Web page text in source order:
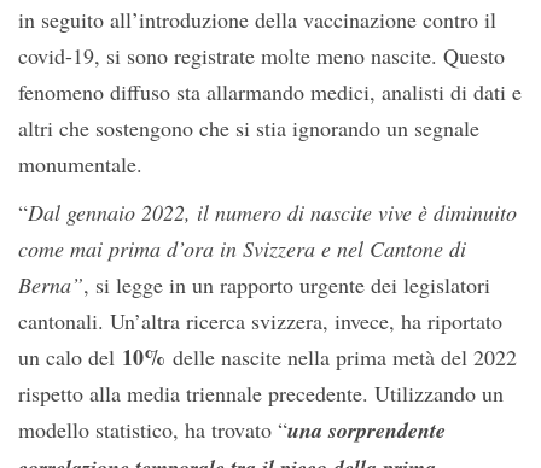
in seguito all’introduzione della vaccinazione contro il
covid-19, si sono registrate molte meno nascite. Questo
fenomeno diffuso sta allarmando medici, analisti di dati e
altri che sostengono che si stia ignorando un segnale
monumentale.
“Dal gennaio 2022, il numero di nascite vive è diminuito
come mai prima d’ora in Svizzera e nel Cantone di
Berna”, si legge in un rapporto urgente dei legislatori
cantonali. Un’altra ricerca svizzera, invece, ha riportato
un calo del 10% delle nascite nella prima metà del 2022
rispetto alla media triennale precedente. Utilizzando un
modello statistico, ha trovato “una sorprendente